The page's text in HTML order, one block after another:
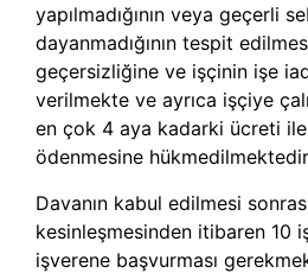
yapılmadığının veya geçerli
dayanmadığının tespit
geçersizliğine ve işçinin işe
verilmekte ve ayrıca işçiye
en çok 4 aya kadarki ücreti ile
ödenmesine
Davanın kabul edilmesi
kesinleşmesinden itibaren 10
işverene başvurması